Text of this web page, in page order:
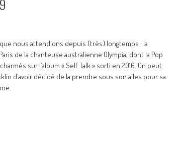
nous attendions depuis (très) longtemps : la
de la chanteuse australienne Olympia, dont la Pop
sur l’album « Self Talk » sorti en 2016. On peut
d’avoir décidé de la prendre sous son ailes pour sa